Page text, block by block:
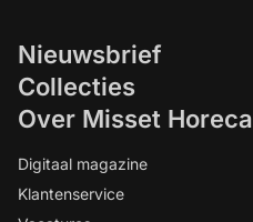
Nieuwsbrief
Collecties
Over Misset Horeca
Digitaal magazine
Klantenservice